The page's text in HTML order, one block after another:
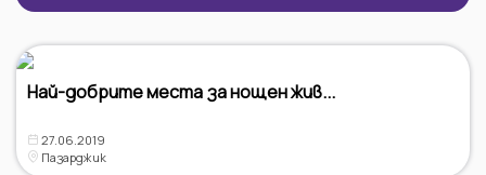
Най-добрите места за нощен жив...
27.06.2019
Пазарджик